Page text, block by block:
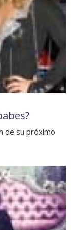
de su próximo